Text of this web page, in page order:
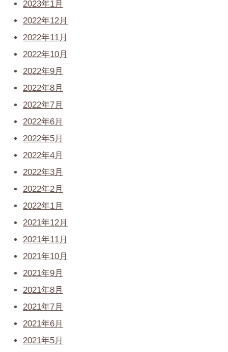
2023年1月
2022年12月
2022年11月
2022年10月
2022年9月
2022年8月
2022年7月
2022年6月
2022年5月
2022年4月
2022年3月
2022年2月
2022年1月
2021年12月
2021年11月
2021年10月
2021年9月
2021年8月
2021年7月
2021年6月
2021年5月